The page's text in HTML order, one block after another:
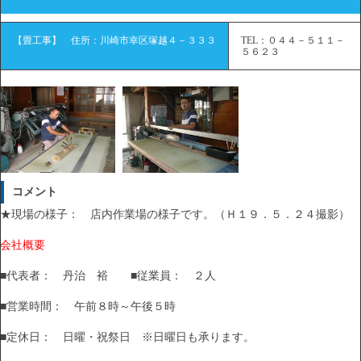
【畳工事】 住所：川崎市幸区塚越４－３３３
TEL：０４４－５１１－
５６２３
コメント
★現場の様子： 店内作業場の様子です。（Ｈ１９．５．２４撮影）
会社概要
■代表者： 丹治 裕 ■従業員： ２人
■営業時間： 午前８時～午後５時
■定休日： 日曜・祝祭日 ※日曜日も承ります。